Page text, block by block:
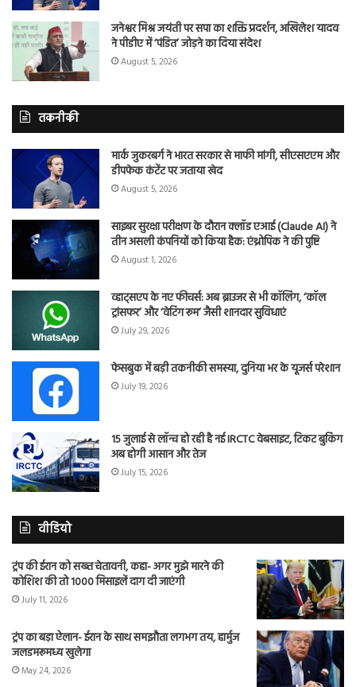
जनेश्वर मिश्र जयंती पर सपा का शक्ति प्रदर्शन, अखिलेश यादव
ने पीडीए में ‘पंडित’ जोड़ने का दिया संदेश
August 5, 2026
तकनीकी
मार्क जुकरबर्ग ने भारत सरकार से माफी मांगी, सीएसएएम और
डीपफेक कंटेंट पर जताया खेद
August 5, 2026
साइबर सुरक्षा परीक्षण के दौरान क्लॉड एआई (Claude AI) ने
तीन असली कंपनियों को किया हैक: एंथ्रोपिक ने की पुष्टि
August 1, 2026
व्हाट्सएप के नए फीचर्स: अब ब्राउजर से भी कॉलिंग, ‘कॉल
ट्रांसफर’ और ‘वेटिंग रूम’ जैसी शानदार सुविधाएं
July 29, 2026
फेसबुक में बड़ी तकनीकी समस्या, दुनिया भर के यूजर्स परेशान
July 19, 2026
15 जुलाई से लॉन्च हो रही है नई IRCTC वेबसाइट, टिकट बुकिंग
अब होगी आसान और तेज
July 15, 2026
वीडियो
ट्रंप की ईरान को सख्त चेतावनी, कहा- अगर मुझे मारने की
कोशिश की तो 1000 मिसाइलें दाग दी जाएंगी
July 11, 2026
ट्रंप का बड़ा ऐलान- ईरान के साथ समझौता लगभग तय, हार्मुज
जलडमरूमध्य खुलेगा
May 24, 2026